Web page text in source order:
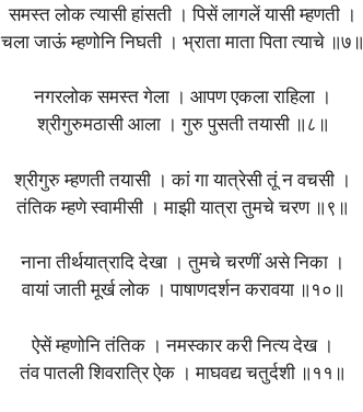
समस्त लोक त्यासी हांसती । पिसें लागलें यासी म्हणती ।
चला जाऊं म्हणोनि निघती । भ्राता माता पिता त्याचे ॥७॥
नगरलोक समस्त गेला । आपण एकला राहिला ।
श्रीगुरुमठासी आला । गुरु पुसती तयासी ॥८॥
श्रीगुरु म्हणती तयासी । कां गा यात्रेसी तूं न वचसी ।
तंतिक म्हणे स्वामीसी । माझी यात्रा तुमचे चरण ॥९॥
नाना तीर्थयात्रादि देखा । तुमचे चरणीं असे निका ।
वायां जाती मूर्ख लोक । पाषाणदर्शन करावया ॥१०॥
ऐसें म्हणोनि तंतिक । नमस्कार करी नित्य देख ।
तंव पातली शिवरात्रि ऐक । माघवद्य चतुर्दशी ॥११॥